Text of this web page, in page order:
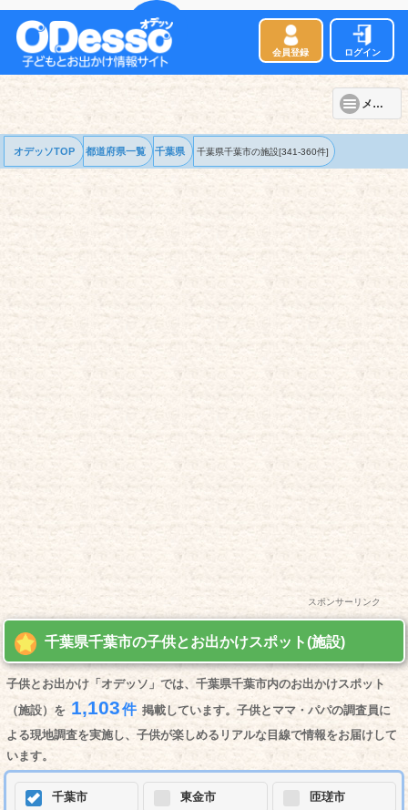
会員登録 ログイン
メニュー
オデッソTOP 都道府県一覧 千葉県 千葉県千葉市の施設[341-360件]
スポンサーリンク
千葉県千葉市の子供とお出かけスポット(施設)
子供とお出かけ「オデッソ」では、千葉県千葉市内のお出かけスポット
（施設）を 1,103件 掲載しています。子供とママ・パパの調査員に
よる現地調査を実施し、子供が楽しめるリアルな目線で情報をお届けして
います。
千葉市 東金市 匝瑳市